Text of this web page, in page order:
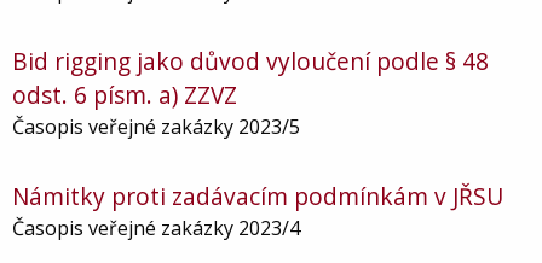
Bid rigging jako důvod vyloučení podle § 48
odst. 6 písm. a) ZZVZ
Časopis veřejné zakázky 2023/5
Námitky proti zadávacím podmínkám v JŘSU
Časopis veřejné zakázky 2023/4